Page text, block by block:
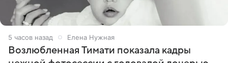
5 часов назад Елена Нужная
Возлюбленная Тимати показала кадры